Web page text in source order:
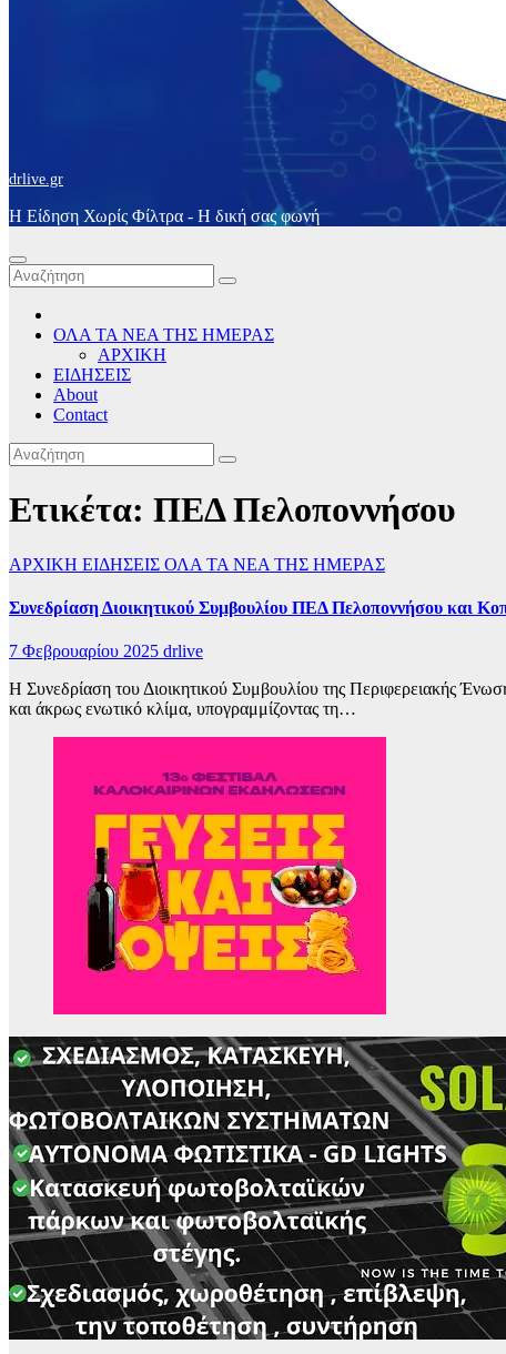
drlive.gr
Η Είδηση Χωρίς Φίλτρα - H δική σας φωνή
ΟΛΑ ΤΑ ΝΕΑ ΤΗΣ ΗΜΕΡΑΣ
ΑΡΧΙΚΗ
ΕΙΔΗΣΕΙΣ
About
Contact
Ετικέτα: ΠΕΔ Πελοποννήσου
ΑΡΧΙΚΗ ΕΙΔΗΣΕΙΣ ΟΛΑ ΤΑ ΝΕΑ ΤΗΣ ΗΜΕΡΑΣ
Συνεδρίαση Διοικητικού Συμβουλίου ΠΕΔ Πελοποννήσου και
7 Φεβρουαρίου 2025 drlive
Η Συνεδρίαση του Διοικητικού Συμβουλίου της Περιφερειακής
και άκρως ενωτικό κλίμα, υπογραμμίζοντας τη…